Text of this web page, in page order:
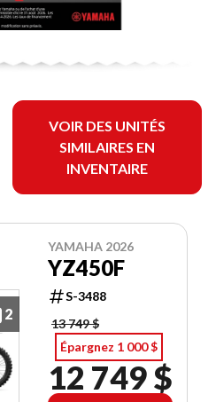
VOIR DES UNITÉS
SIMILAIRES EN
INVENTAIRE
2
YAMAHA 2026
YZ450F
S-3488
13 749 $
Épargnez 1 000 $
12 749 $